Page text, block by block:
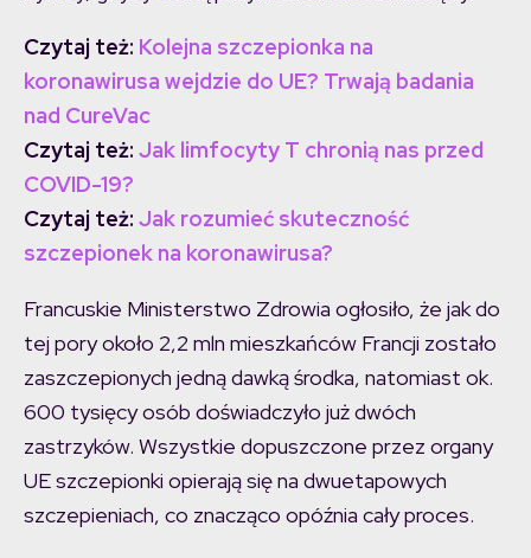
Czytaj też: Kolejna szczepionka na
koronawirusa wejdzie do UE? Trwają badania
nad CureVac
Czytaj też: Jak limfocyty T chronią nas przed
COVID-19?
Czytaj też: Jak rozumieć skuteczność
szczepionek na koronawirusa?
Francuskie Ministerstwo Zdrowia ogłosiło, że jak do
tej pory około 2,2 mln mieszkańców Francji zostało
zaszczepionych jedną dawką środka, natomiast ok.
600 tysięcy osób doświadczyło już dwóch
zastrzyków. Wszystkie dopuszczone przez organy
UE szczepionki opierają się na dwuetapowych
szczepieniach, co znacząco opóźnia cały proces.